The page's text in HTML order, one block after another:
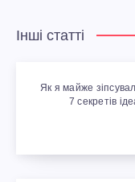
Інші статті
Як я майже
7 секретів